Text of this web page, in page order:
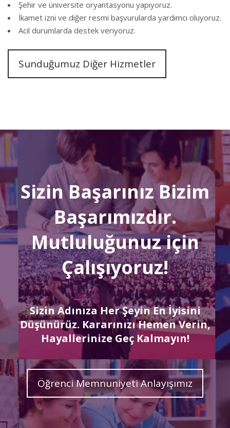
Şehir ve üniversite oryantasyonu yapıyoruz.
İkamet izni ve diğer resmi başvurularda yardımcı oluyoruz.
Acil durumlarda destek veriyoruz.
Sunduğumuz Diğer Hizmetler
Sizin Başarınız Bizim
Başarımızdır.
Mutluluğunuz için
Çalışıyoruz!
Sizin Adınıza Her Şeyin En İyisini
Düşünürüz. Kararınızı Hemen Verin,
Hayallerinize Geç Kalmayın!
Öğrenci Memnuniyeti Anlayışımız